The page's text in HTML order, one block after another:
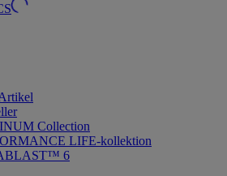
Collection
LIFE-kollektion
6